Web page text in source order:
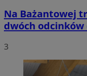
Na Bażantowej
dwóch odcinków
3